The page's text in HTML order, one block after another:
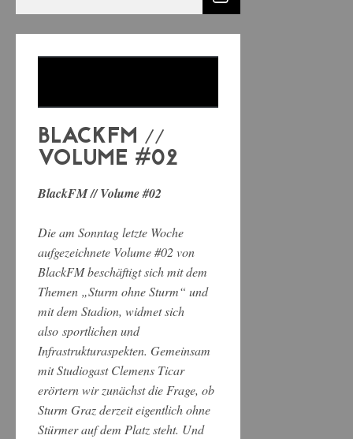
BLACKFM //
VOLUME #02
BlackFM // Volume #02
Die am Sonntag letzte Woche
aufgezeichnete Volume #02 von
BlackFM beschäftigt sich mit dem
Themen „Sturm ohne Sturm“ und
mit dem Stadion, widmet sich
also sportlichen und
Infrastrukturaspekten. Gemeinsam
mit Studiogast Clemens Ticar
erörtern wir zunächst die Frage, ob
Sturm Graz derzeit eigentlich ohne
Stürmer auf dem Platz steht. Und